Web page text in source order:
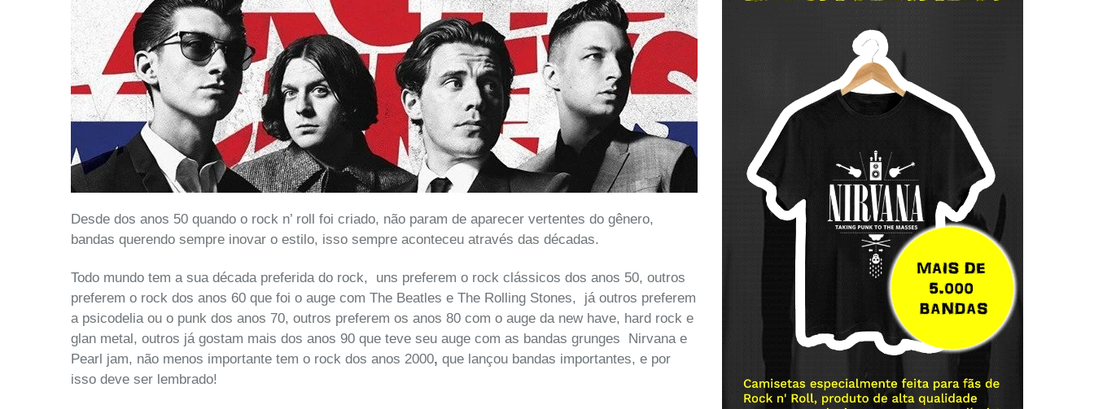
Desde dos anos 50 quando o rock n’ roll foi criado, não param de aparecer vertentes do gênero,
bandas querendo sempre inovar o estilo, isso sempre aconteceu através das décadas.
Todo mundo tem a sua década preferida do rock, uns preferem o rock clássicos dos anos 50, outros
preferem o rock dos anos 60 que foi o auge com The Beatles e The Rolling Stones, já outros preferem
a psicodelia ou o punk dos anos 70, outros preferem os anos 80 com o auge da new have, hard rock e
glan metal, outros já gostam mais dos anos 90 que teve seu auge com as bandas grunges Nirvana e
Pearl jam, não menos importante tem o rock dos anos 2000, que lançou bandas importantes, e por
isso deve ser lembrado!